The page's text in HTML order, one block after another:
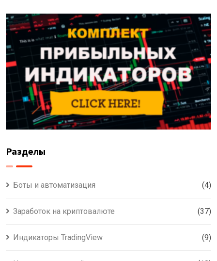
Разделы
Боты и автоматизация (4)
Заработок на криптовалюте (37)
Индикаторы TradingView (9)